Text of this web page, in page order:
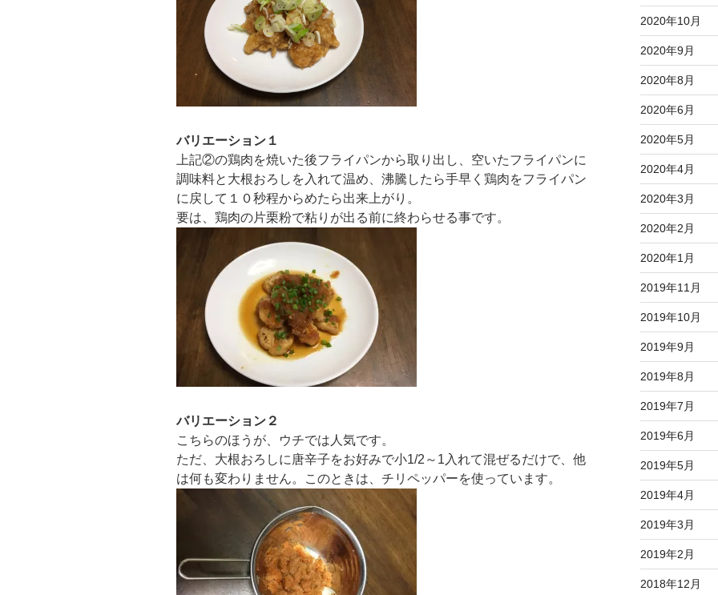
バリエーション１
上記②の鶏肉を焼いた後フライパンから取り出し、空いたフライパンに
調味料と大根おろしを入れて温め、沸騰したら手早く鶏肉をフライパン
に戻して１０秒程からめたら出来上がり。
要は、鶏肉の片栗粉で粘りが出る前に終わらせる事です。
バリエーション２
こちらのほうが、ウチでは人気です。
ただ、大根おろしに唐辛子をお好みで小1/2～1入れて混ぜるだけで、他
は何も変わりません。このときは、チリペッパーを使っています。
2020年10月
2020年9月
2020年8月
2020年6月
2020年5月
2020年4月
2020年3月
2020年2月
2020年1月
2019年11月
2019年10月
2019年9月
2019年8月
2019年7月
2019年6月
2019年5月
2019年4月
2019年3月
2019年2月
2018年12月